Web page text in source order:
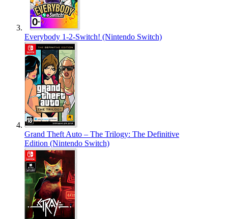
Everybody 1-2-Switch! (Nintendo Switch)
Grand Theft Auto – The Trilogy: The Definitive
Edition (Nintendo Switch)